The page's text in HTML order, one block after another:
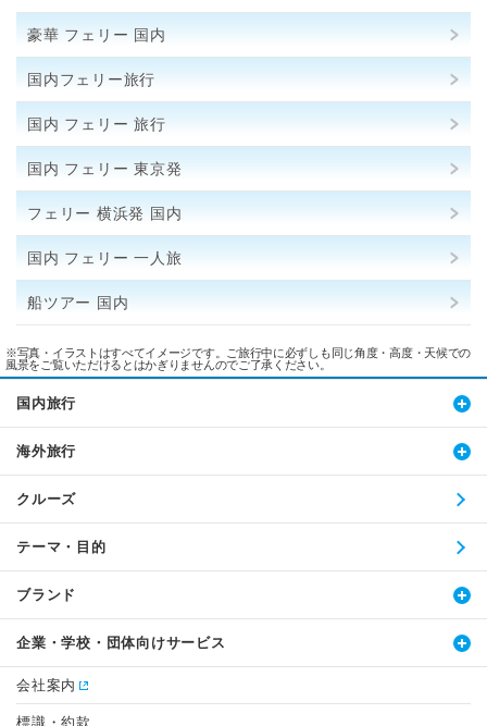
豪華 フェリー 国内
国内フェリー旅行
国内 フェリー 旅行
国内 フェリー 東京発
フェリー 横浜発 国内
国内 フェリー 一人旅
船ツアー 国内
※写真・イラストはすべてイメージです。ご旅行中に必ずしも同じ角度・高度・天候での
風景をご覧いただけるとはかぎりませんのでご了承ください。
国内旅行
海外旅行
クルーズ
テーマ・目的
ブランド
企業・学校・団体向けサービス
会社案内
標識・約款